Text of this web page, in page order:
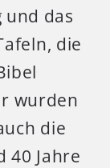
und das
die
wurden
die
40 Jahre